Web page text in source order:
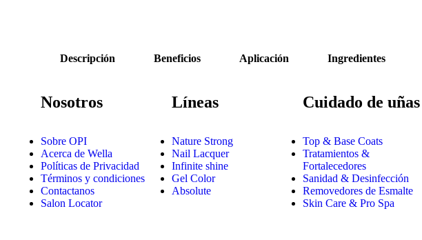
Descripción Beneficios Aplicación Ingredientes
Nosotros
Sobre OPI
Acerca de Wella
Políticas de Privacidad
Términos y condiciones
Contactanos
Salon Locator
Líneas
Nature Strong
Nail Lacquer
Infinite shine
Gel Color
Absolute
Cuidado de uñas
Top & Base Coats
Tratamientos &
Fortalecedores
Sanidad & Desinfección
Removedores de Esmalte
Skin Care & Pro Spa